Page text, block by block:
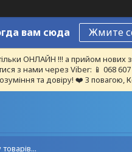
вам сюда Жмите
ОНЛАЙН !!! а прийом
з нами через Viber: 📱 068
та довіру! ❤️ З повагою,